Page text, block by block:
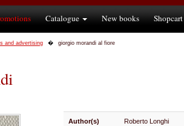
Catalogue New books Shopcart
and advertising giorgio morandi al fiore
Author(s) Roberto Longhi